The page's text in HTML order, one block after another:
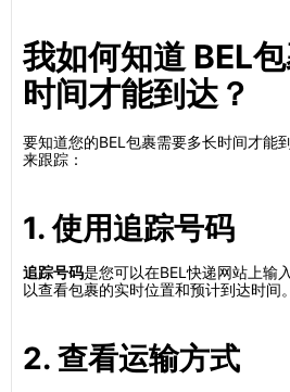
我如何知道 BEL
时间才能到达？
要知道您的BEL包裹需要多长时间才能
来跟踪：
1. 使用追踪号码
追踪号码是您可以在BEL快递网站上输
以查看包裹的实时位置和预计到达时间。
2. 查看运输方式